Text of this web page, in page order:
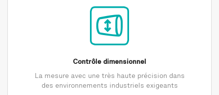
Contrôle dimensionnel
La mesure avec une très haute précision dans
des environnements industriels exigeants